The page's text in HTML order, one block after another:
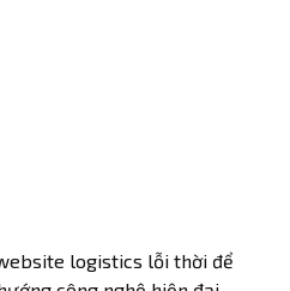
logistics lỗi thời để